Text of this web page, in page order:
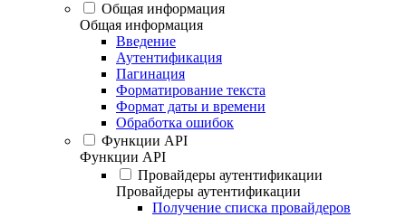
Общая информация
Общая информация
Введение
Аутентификация
Пагинация
Форматирование текста
Формат даты и времени
Обработка ошибок
Функции API
Функции API
Провайдеры аутентификации
Провайдеры аутентификации
Получение списка провайдеров